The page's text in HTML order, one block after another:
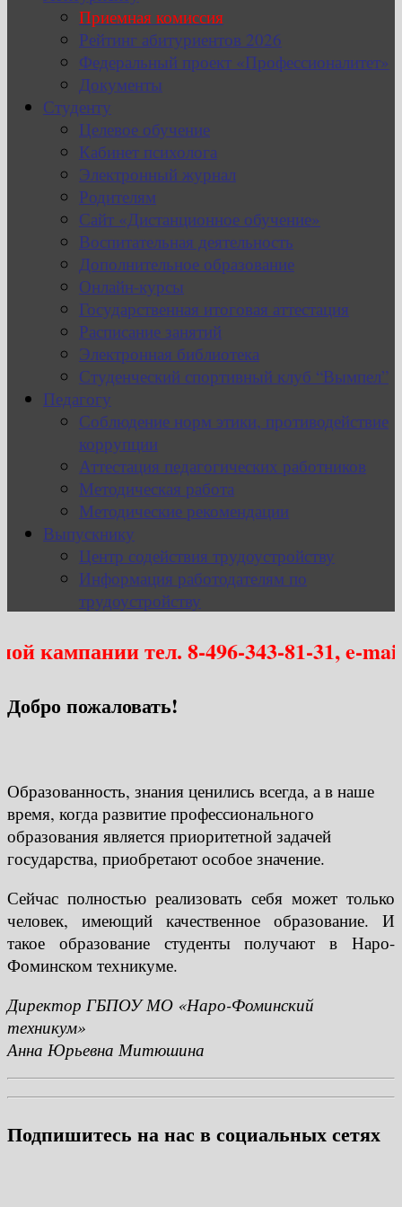
Приемная комиссия
Рейтинг абитуриентов 2026
Федеральный проект «Профессионалитет»
Документы
Студенту
Целевое обучение
Кабинет психолога
Электронный журнал
Родителям
Сайт «Дистанционное обучение»
Воспитательная деятельность
Дополнительное образование
Онлайн-курсы
Государственная итоговая аттестация
Расписание занятий
Электронная библиотека
Студенческий спортивный клуб “Вымпел”
Педагогу
Соблюдение норм этики, противодействие
коррупции
Аттестация педагогических работников
Методическая работа
Методические рекомендации
Выпускнику
Центр содействия трудоустройству
Информация работодателям по
трудоустройству
тел. 8-496-343-81-31, e-mail:
Добро пожаловать!
Образованность, знания ценились всегда, а в наше
время, когда развитие профессионального
образования является приоритетной задачей
государства, приобретают особое значение.
Сейчас полностью реализовать себя может только
человек, имеющий качественное образование. И
такое образование студенты получают в Наро-
Фоминском техникуме.
Директор ГБПОУ МО «Наро-Фоминский
техникум»
Анна Юрьевна Митюшина
Подпишитесь на нас в социальных сетях